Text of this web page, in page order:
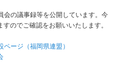
会の議事録等を公開しています。今
のでご確認をお願いいたします。
ージ（福岡県連盟）